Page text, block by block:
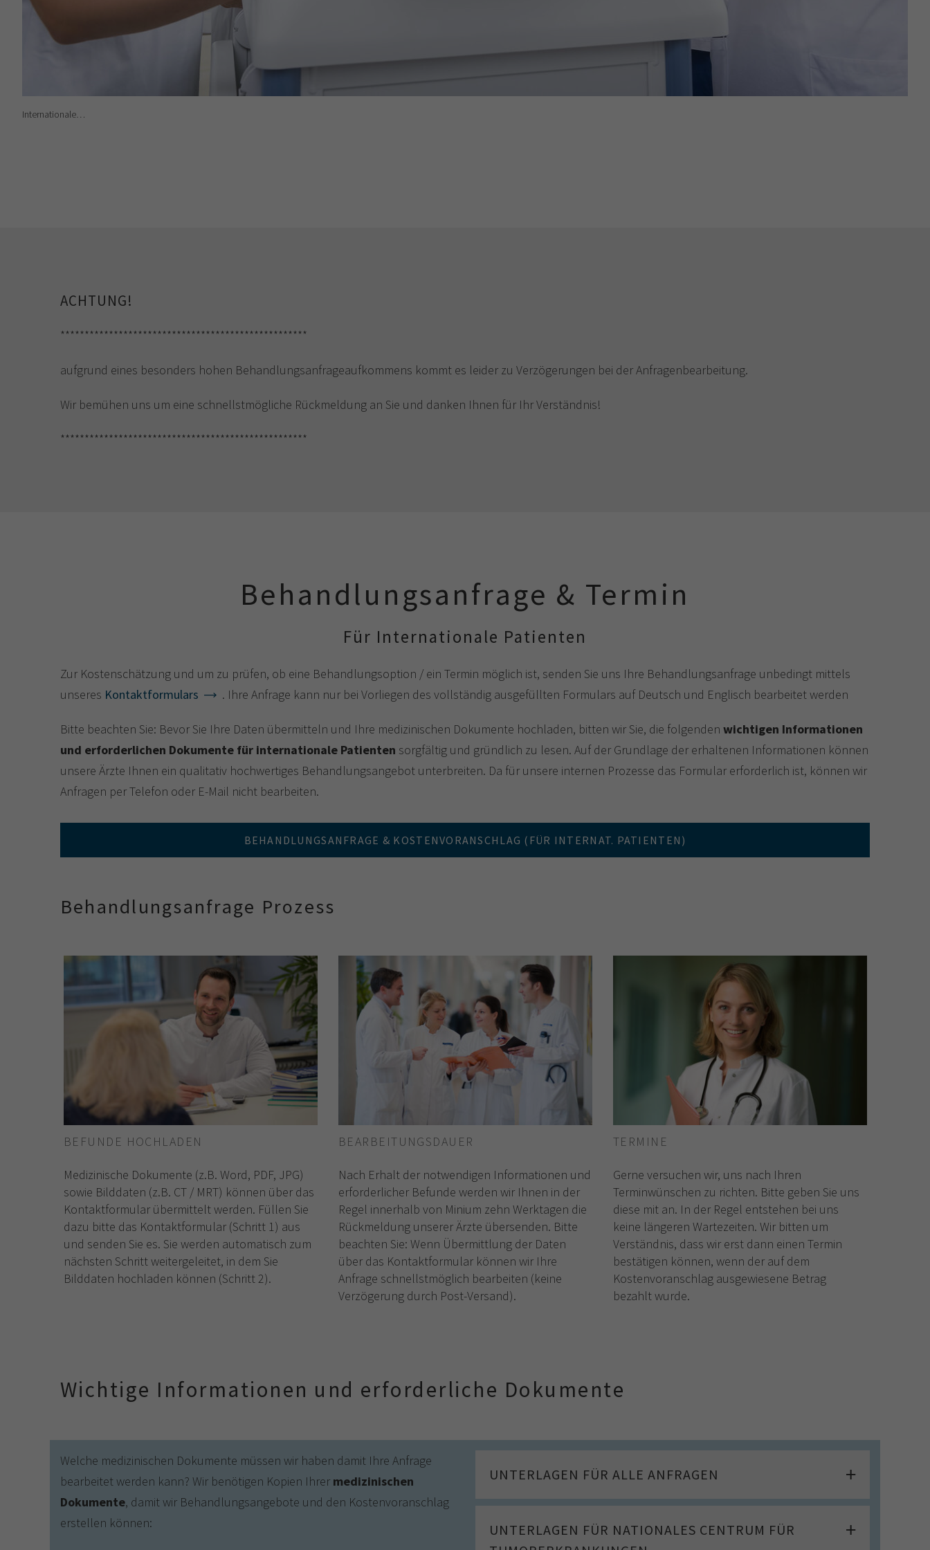
Internationale…
ACHTUNG!
***************************************************
aufgrund eines besonders hohen Behandlungsanfrageaufkommens kommt es leider zu Verzögerungen bei der Anfragenbearbeitung.
Wir bemühen uns um eine schnellstmögliche Rückmeldung an Sie und danken Ihnen für Ihr Verständnis!
***************************************************
Behandlungsanfrage & Termin
Für Internationale Patienten
Zur Kostenschätzung und um zu prüfen, ob eine Behandlungsoption / ein Termin möglich ist, senden Sie uns Ihre Behandlungsanfrage unbedingt mittels
unseres Kontaktformulars . Ihre Anfrage kann nur bei Vorliegen des vollständig ausgefüllten Formulars auf Deutsch und Englisch bearbeitet werden
Bitte beachten Sie: Bevor Sie Ihre Daten übermitteln und Ihre medizinischen Dokumente hochladen, bitten wir Sie, die folgenden wichtigen Informationen
und erforderlichen Dokumente für internationale Patienten sorgfältig und gründlich zu lesen. Auf der Grundlage der erhaltenen Informationen können
unsere Ärzte Ihnen ein qualitativ hochwertiges Behandlungsangebot unterbreiten. Da für unsere internen Prozesse das Formular erforderlich ist, können wir
Anfragen per Telefon oder E-Mail nicht bearbeiten.
BEHANDLUNGSANFRAGE & KOSTENVORANSCHLAG (FÜR INTERNAT. PATIENTEN)
Behandlungsanfrage Prozess
BEFUNDE HOCHLADEN
Medizinische Dokumente (z.B. Word, PDF, JPG)
sowie Bilddaten (z.B. CT / MRT) können über das
Kontaktformular übermittelt werden. Füllen Sie
dazu bitte das Kontaktformular (Schritt 1) aus
und senden Sie es. Sie werden automatisch zum
nächsten Schritt weitergeleitet, in dem Sie
Bilddaten hochladen können (Schritt 2).
BEARBEITUNGSDAUER
Nach Erhalt der notwendigen Informationen und
erforderlicher Befunde werden wir Ihnen in der
Regel innerhalb von Minium zehn Werktagen die
Rückmeldung unserer Ärzte übersenden. Bitte
beachten Sie: Wenn Übermittlung der Daten
über das Kontaktformular können wir Ihre
Anfrage schnellstmöglich bearbeiten (keine
Verzögerung durch Post-Versand).
TERMINE
Gerne versuchen wir, uns nach Ihren
Terminwünschen zu richten. Bitte geben Sie uns
diese mit an. In der Regel entstehen bei uns
keine längeren Wartezeiten. Wir bitten um
Verständnis, dass wir erst dann einen Termin
bestätigen können, wenn der auf dem
Kostenvoranschlag ausgewiesene Betrag
bezahlt wurde.
Wichtige Informationen und erforderliche Dokumente
Welche medizinischen Dokumente müssen wir haben damit Ihre Anfrage
bearbeitet werden kann? Wir benötigen Kopien Ihrer medizinischen
Dokumente, damit wir Behandlungsangebote und den Kostenvoranschlag
erstellen können:
UNTERLAGEN FÜR ALLE ANFRAGEN
UNTERLAGEN FÜR NATIONALES CENTRUM FÜR